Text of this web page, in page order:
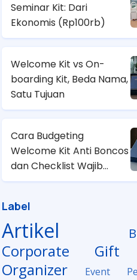
Seminar Kit: Dari
Ekonomis (Rp100rb)
Welcome Kit vs On-
boarding Kit, Beda Nama,
Satu Tujuan
Cara Budgeting
Welcome Kit Anti Boncos
dan Checklist Wajib
untuk HRD
Label
Artikel
Corporate Gift
Organizer
Event